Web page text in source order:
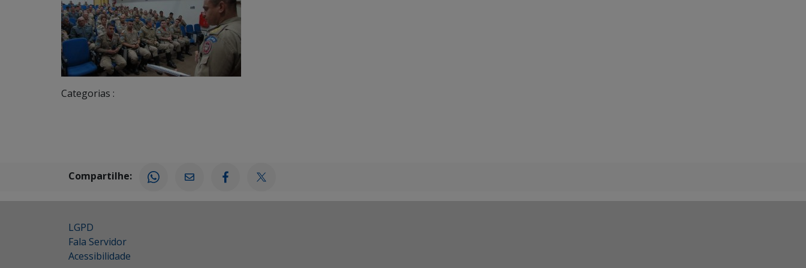
Categorias :
Compartilhe:
LGPD
Fala Servidor
Acessibilidade